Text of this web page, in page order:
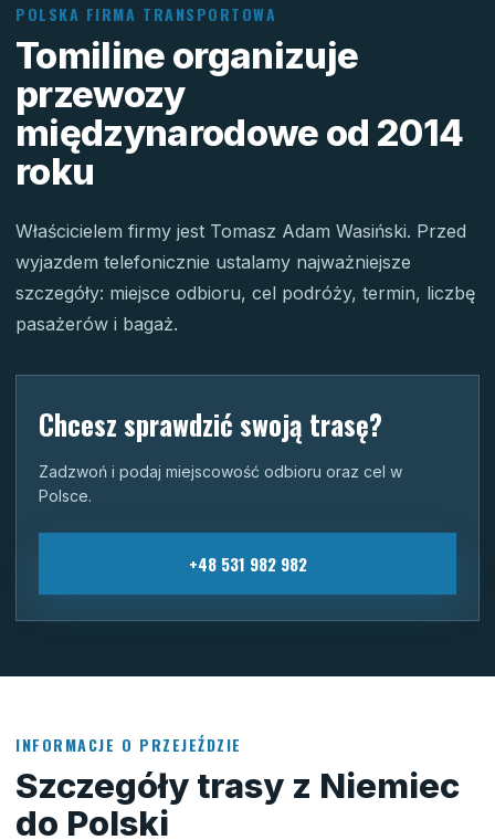
POLSKA FIRMA TRANSPORTOWA
Tomiline organizuje
przewozy
międzynarodowe od 2014
roku
Właścicielem firmy jest Tomasz Adam Wasiński. Przed
wyjazdem telefonicznie ustalamy najważniejsze
szczegóły: miejsce odbioru, cel podróży, termin, liczbę
pasażerów i bagaż.
Chcesz sprawdzić swoją trasę?
Zadzwoń i podaj miejscowość odbioru oraz cel w
Polsce.
+48 531 982 982
INFORMACJE O PRZEJEŹDZIE
Szczegóły trasy z Niemiec
do Polski